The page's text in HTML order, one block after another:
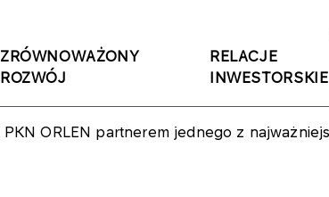
ZRÓWNOWAŻONY
ROZWÓJ
RELACJE
INWESTORSKIE
PKN ORLEN partnerem jednego z najważniejszych